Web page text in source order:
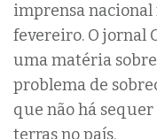
imprensa nacional
fevereiro. O jornal
uma matéria
problema de
que não há
terras no país.